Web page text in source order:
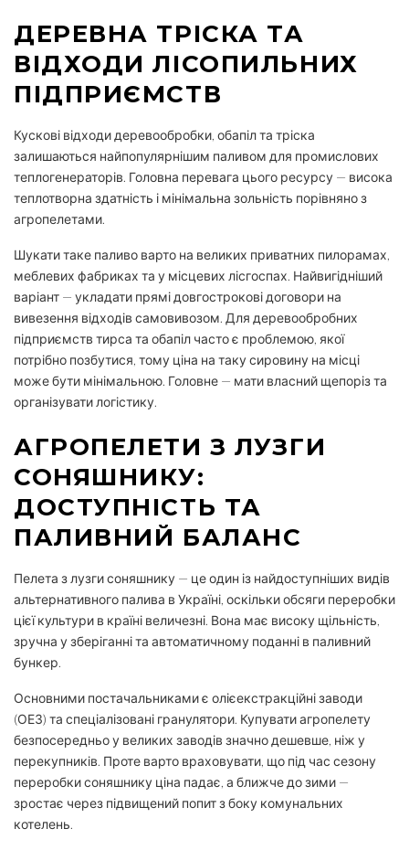
ДЕРЕВНА ТРІСКА ТА
ВІДХОДИ ЛІСОПИЛЬНИХ
ПІДПРИЄМСТВ
Кускові відходи деревообробки, обапіл та тріска
залишаються найпопулярнішим паливом для промислових
теплогенераторів. Головна перевага цього ресурсу — висока
теплотворна здатність і мінімальна зольність порівняно з
агропелетами.
Шукати таке паливо варто на великих приватних пилорамах,
меблевих фабриках та у місцевих лісгоспах. Найвигідніший
варіант — укладати прямі довгострокові договори на
вивезення відходів самовивозом. Для деревообробних
підприємств тирса та обапіл часто є проблемою, якої
потрібно позбутися, тому ціна на таку сировину на місці
може бути мінімальною. Головне — мати власний щепоріз та
організувати логістику.
АГРОПЕЛЕТИ З ЛУЗГИ
СОНЯШНИКУ:
ДОСТУПНІСТЬ ТА
ПАЛИВНИЙ БАЛАНС
Пелета з лузги соняшнику — це один із найдоступніших видів
альтернативного палива в Україні, оскільки обсяги переробки
цієї культури в країні величезні. Вона має високу щільність,
зручна у зберіганні та автоматичному поданні в паливний
бункер.
Основними постачальниками є олієекстракційні заводи
(ОЕЗ) та спеціалізовані гранулятори. Купувати агропелету
безпосередньо у великих заводів значно дешевше, ніж у
перекупників. Проте варто враховувати, що під час сезону
переробки соняшнику ціна падає, а ближче до зими —
зростає через підвищений попит з боку комунальних
котелень.